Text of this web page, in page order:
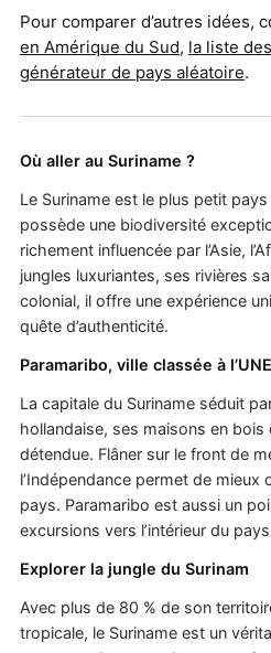
Pour comparer d’autres idées,
en Amérique du Sud, la liste
générateur de pays aléatoire.
Où aller au Suriname ?
Le Suriname est le plus petit pays
possède une biodiversité
richement influencée par l’Asie,
jungles luxuriantes, ses rivières
colonial, il offre une expérience
quête d’authenticité.
Paramaribo, ville classée à
La capitale du Suriname séduit
hollandaise, ses maisons en
détendue. Flâner sur le front de
l’Indépendance permet de mieux
pays. Paramaribo est aussi un
excursions vers l’intérieur du
Explorer la jungle du Surinam
Avec plus de 80 % de son
tropicale, le Suriname est un